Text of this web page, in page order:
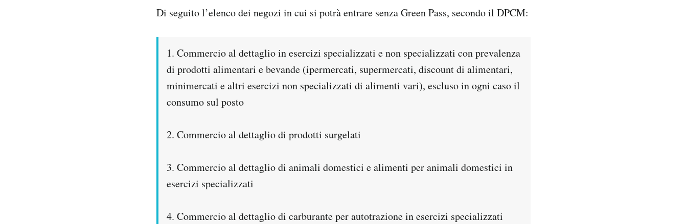
Di seguito l’elenco dei negozi in cui si potrà entrare senza Green Pass, secondo il DPCM:
1. Commercio al dettaglio in esercizi specializzati e non specializzati con prevalenza
di prodotti alimentari e bevande (ipermercati, supermercati, discount di alimentari,
minimercati e altri esercizi non specializzati di alimenti vari), escluso in ogni caso il
consumo sul posto
2. Commercio al dettaglio di prodotti surgelati
3. Commercio al dettaglio di animali domestici e alimenti per animali domestici in
esercizi specializzati
4. Commercio al dettaglio di carburante per autotrazione in esercizi specializzati